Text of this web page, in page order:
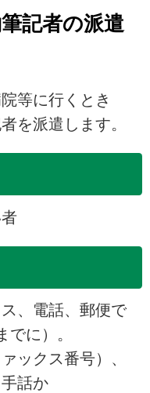
記者の派遣
等に行くとき
を派遣します。
、電話、郵便で
に）。
ックス番号）、
話か